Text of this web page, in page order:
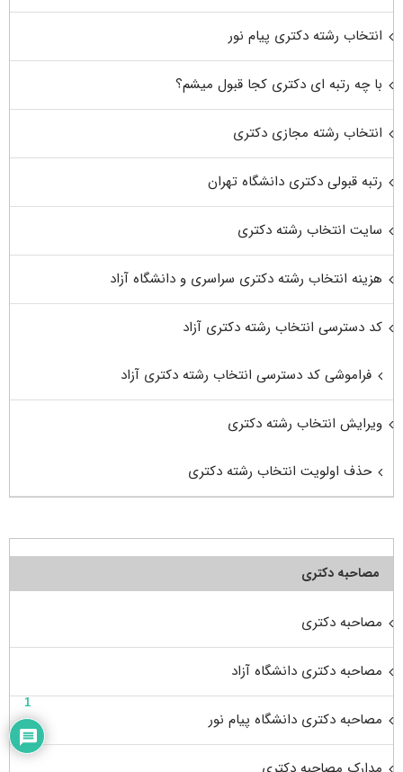
انتخاب رشته دکتری پیام نور
با چه رتبه ای دکتری کجا قبول میشم؟
انتخاب رشته مجازی دکتری
رتبه قبولی دکتری دانشگاه تهران
سایت انتخاب رشته دکتری
هزینه انتخاب رشته دکتری سراسری و دانشگاه آزاد
کد دسترسی انتخاب رشته دکتری آزاد
فراموشی کد دسترسی انتخاب رشته دکتری آزاد
ویرایش انتخاب رشته دکتری
حذف اولویت انتخاب رشته دکتری
مصاحبه دکتری
مصاحبه دکتری
مصاحبه دکتری دانشگاه آزاد
مصاحبه دکتری دانشگاه پیام نور
1